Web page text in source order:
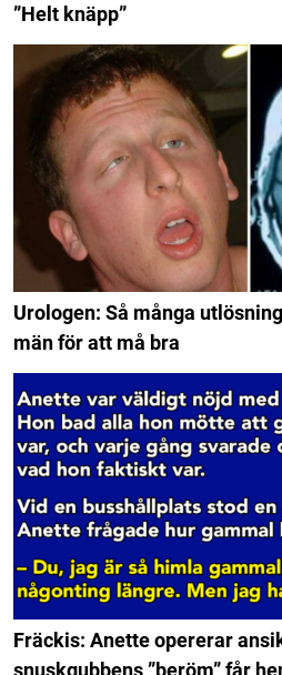
”Helt knäpp”
Urologen: Så många
män för att må bra
Fräckis: Anette opererar
snuskgubbens ”beröm” får